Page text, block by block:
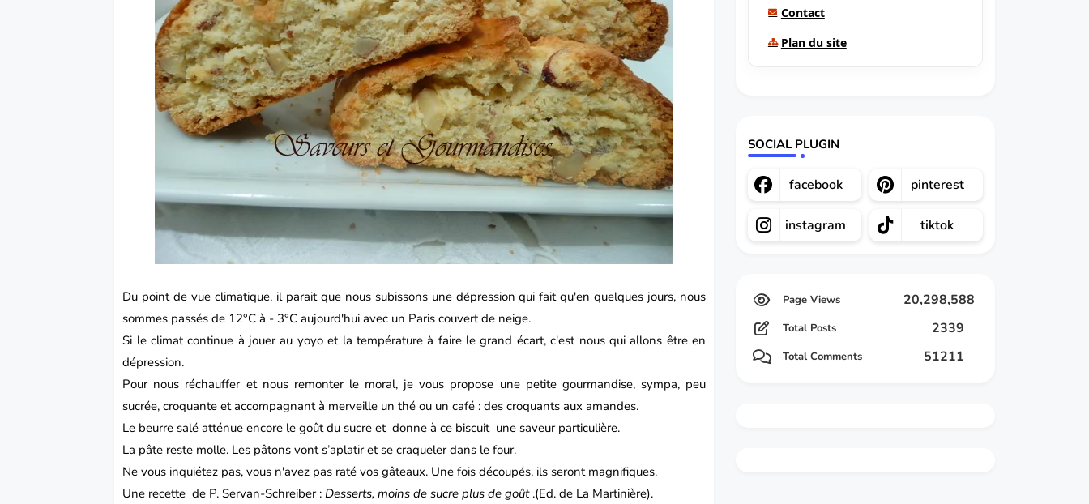
Du point de vue climatique, il parait que nous subissons une dépression qui fait qu'en quelques jours, nous
sommes passés de 12°C à - 3°C aujourd'hui avec un Paris couvert de neige.
Si le climat continue à jouer au yoyo et la température à faire le grand écart, c'est nous qui allons être en
dépression.
Pour nous réchauffer et nous remonter le moral, je vous propose une petite gourmandise, sympa, peu
sucrée, croquante et accompagnant à merveille un thé ou un café : descroquants aux amandes.
Le beurre salé atténue encore le goût du sucre et donne à ce biscuit une saveur particulière.
La pâte reste molle. Les pâtons vont s’aplatir et se craqueler dans le four.
Ne vous inquiétez pas, vous n'avez pas raté vos gâteaux. Une fois découpés, ils seront magnifiques.
Une recette de P. Servan-Schreiber : Desserts, moins de sucre plus de goût .(Ed. de La Martinière).
Contact
Plan du site
SOCIAL PLUGIN
facebook pinterest
instagram tiktok
20,298,588
Total Posts 2339
Total Comments 51211